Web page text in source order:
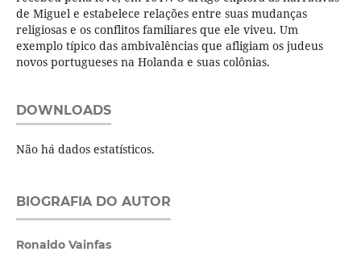
de Miguel e estabelece relações entre suas mudanças
religiosas e os conflitos familiares que ele viveu. Um
exemplo típico das ambivalências que afligiam os judeus
novos portugueses na Holanda e suas colônias.
DOWNLOADS
Não há dados estatísticos.
BIOGRAFIA DO AUTOR
Ronaldo Vainfas